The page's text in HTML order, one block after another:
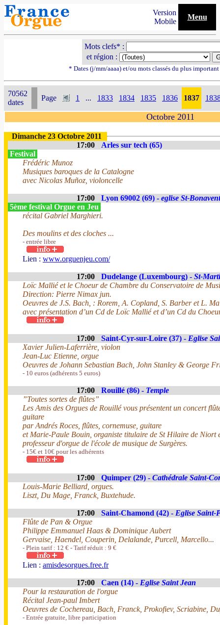
Version
Mobile
Menu
Mots clefs* :
et région :
* Dates (j/mm/aaaa) et/ou mots classés du plus
70562
dates
Page 1 ... 1833 1834 1835 1836 1837
Octobre 2011
Dimanche 23 Octobre 2011
17:00
Arles sur tech (65)
Festival
Frédéric Munoz
Musiques baroques de la Catalogne
avec Nicolas Muñoz, violoncelle
17:00 Lyon 69002 (69) - eglise St-
5ème festival Orgue en Jeu
récital Gabriel Marghieri.
Des moulins et des cloches ...
- entrée libre
Lien : www.orguenjeu.com/
17:00 Dudelange (Luxembourg) - St-
Loïc Mallié et le Choeur de Chambre du Conservatoire de
Direction: Pierre Nimax jun.
Oeuvres de J.S. Bach, : Rorem, A. Copland, S. Barber et L.
avec présentation d’un Cd de Loïc Mallié et d’un Cd du
17:00 Saint-Cyr-sur-Loire (37) - Eglise
Xavier Julien-Laferrière, violon
Jean-Luc Etienne, orgue
Oeuvres de Johann Sebastian Bach, John Stanley & George
- 10 euros (adhérents 5 euros)
17:00 Rouillé (86) - Temple
”Toutes sortes de flûtes”
Les Amis des Orgues de Rouillé vous présentent un concert
guitare
par Andrés Roces, flûtes, cornemuse, guitare
et Marie-Paule Bouin, organiste titulaire de St Hilaire de Niort
professeur d'orgue de l'école de musique de Surgères.
- 15€ et 10€ pour les adhérents
17:00 Quimper (29) - Cathédrale Saint-
Louis-Marie Belliard, orgues.
Liszt, Du Mage, Franck, Buxtehude.
17:00 Saint-Chamond (42) - Eglise Saint-
Flûte de Pan & Orgue
Philippe Emmanuel Haas & Dominique Aubert
Gervaise, Haendel, Couperin, Delalande, Purcell, Marcello...
- Plein tarif : 12 € - Tarif réduit : 9 €
Lien : amisdesorgues.free.fr
17:00 Caen (14) - Eglise Saint Jean
Pour la restauration de l'orgue
Récital Jean-paul Imbert
Oeuvres de Cochereau, Bach, Franck, Prokofiev, Scriabine,
- Entrée gratuite, libre participation